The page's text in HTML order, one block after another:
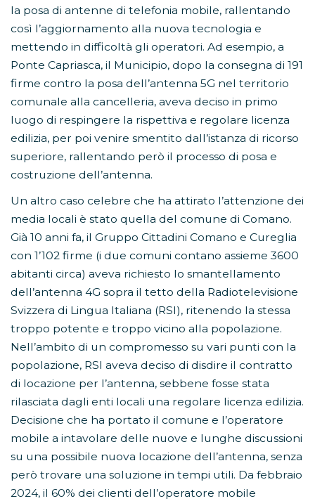
la posa di antenne di telefonia mobile, rallentando
così l’aggiornamento alla nuova tecnologia e
mettendo in difficoltà gli operatori. Ad esempio, a
Ponte Capriasca, il Municipio, dopo la consegna di 191
firme contro la posa dell’antenna 5G nel territorio
comunale alla cancelleria, aveva deciso in primo
luogo di respingere la rispettiva e regolare licenza
edilizia, per poi venire smentito dall’istanza di ricorso
superiore, rallentando però il processo di posa e
costruzione dell’antenna.
Un altro caso celebre che ha attirato l’attenzione dei
media locali è stato quella del comune di Comano.
Già 10 anni fa, il Gruppo Cittadini Comano e Cureglia
con 1’102 firme (i due comuni contano assieme 3600
abitanti circa) aveva richiesto lo smantellamento
dell’antenna 4G sopra il tetto della Radiotelevisione
Svizzera di Lingua Italiana (RSI), ritenendo la stessa
troppo potente e troppo vicino alla popolazione.
Nell’ambito di un compromesso su vari punti con la
popolazione, RSI aveva deciso di disdire il contratto
di locazione per l’antenna, sebbene fosse stata
rilasciata dagli enti locali una regolare licenza edilizia.
Decisione che ha portato il comune e l’operatore
mobile a intavolare delle nuove e lunghe discussioni
su una possibile nuova locazione dell’antenna, senza
però trovare una soluzione in tempi utili. Da febbraio
2024, il 60% dei clienti dell’operatore mobile